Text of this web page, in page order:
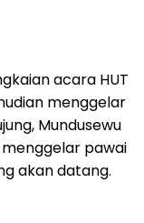
acara HUT
menggelar
Mundusewu
pawai
akan datang.